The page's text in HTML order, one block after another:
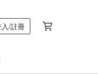
/註冊